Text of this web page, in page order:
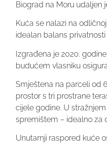
Biograd na Moru udaljen
Kuća se nalazi na
idealan balans
Izgrađena je 2020.
budućem vlasniku
Smještena na parceli od
prostor s tri prostrane
cijele godine. U
spremištem – idealno za
Unutarnji raspored kuće